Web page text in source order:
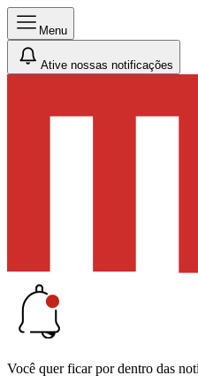
Menu
Ative nossas notificações
Você quer ficar por dentro das